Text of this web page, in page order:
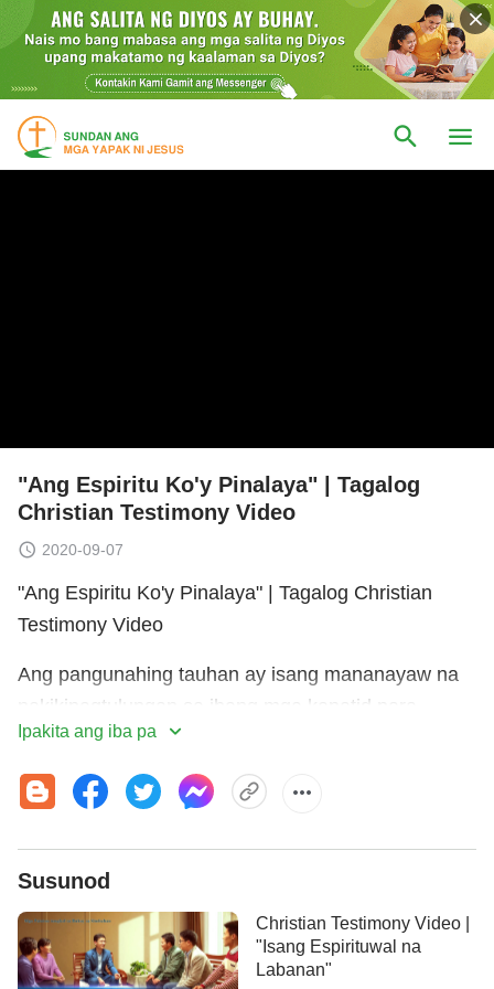
"Ang Espiritu Ko'y Pinalaya" | Tagalog
Christian Testimony Video
2020-09-07
"Ang Espiritu Ko'y Pinalaya" | Tagalog Christian
Testimony Video
Ang pangunahing tauhan ay isang mananayaw na
nakikipagtulungan sa ibang mga kapatid para
magturo ng mga programa ng sayaw bilang
pagpapatotoo sa Diyos. Hindi nagtagal, sumali si
Sister Ye sa dance team. Nang makita ang husay ni
kanyang tungkulin. Sa halip, palagi siyang malalim
na nag-iisip ng mga paraan para maungusan ang
Ipakita ang iba pa
Susunod
Christian Testimony Video |
"Isang Espirituwal na
Labanan"